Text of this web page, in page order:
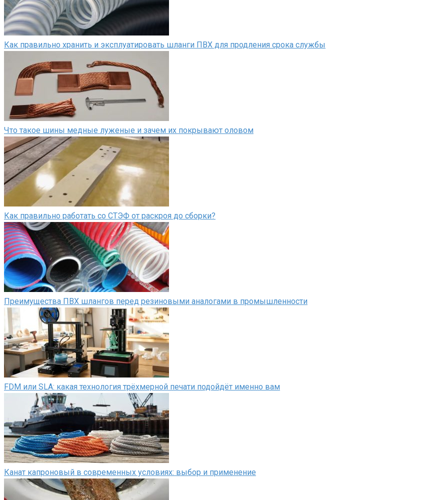
Как правильно хранить и эксплуатировать шланги ПВХ для продления срока службы
Что такое шины медные луженые и зачем их покрывают оловом
Как правильно работать со СТЭФ от раскроя до сборки?
Преимущества ПВХ шлангов перед резиновыми аналогами в промышленности
FDM или SLA: какая технология трёхмерной печати подойдёт именно вам
Канат капроновый в современных условиях: выбор и применение